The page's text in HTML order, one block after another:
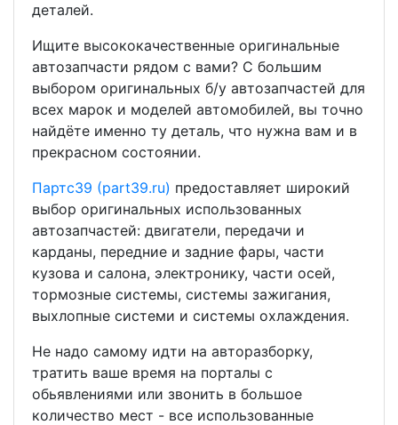
деталей.
Ищите высококачественные оригинальные
автозапчасти рядом с вами? С большим
выбором оригинальных б/у автозапчастей для
всех марок и моделей автомобилей, вы точно
найдёте именно ту деталь, что нужна вам и в
прекрасном состоянии.
Партс39 (part39.ru) предоставляет широкий
выбор оригинальных использованных
автозапчастей: двигатели, передачи и
карданы, передние и задние фары, части
кузова и салона, электронику, части осей,
тормозные системы, системы зажигания,
выхлопные системи и системы охлаждения.
Не надо самому идти на авторазборку,
тратить ваше время на порталы с
обьявлениями или звонить в большое
количество мест - все использованные